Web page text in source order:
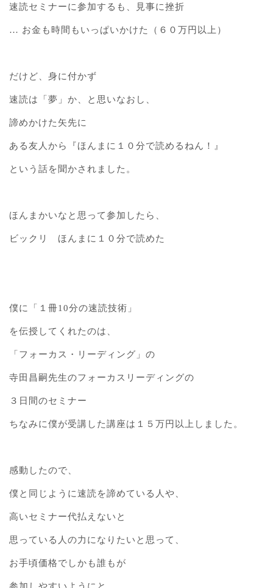
速読セミナーに参加するも、見事に挫折
… お金も時間もいっぱいかけた（６０万円以上）
だけど、身に付かず
速読は「夢」か、と思いなおし、
諦めかけた矢先に
ある友人から『ほんまに１０分で読めるねん！』
という話を聞かされました。
ほんまかいなと思って参加したら、
ビックリ ほんまに１０分で読めた
僕に「１冊10分の速読技術」
を伝授してくれたのは、
「フォーカス・リーディング」の
寺田昌嗣先生のフォーカスリーディングの
３日間のセミナー
ちなみに僕が受講した講座は１５万円以上しました。
感動したので、
僕と同じように速読を諦めている人や、
高いセミナー代払えないと
思っている人の力になりたいと思って、
お手頃価格でしかも誰もが
参加しやすいようにと